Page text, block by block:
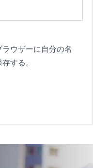
ウザーに自分の名
する。